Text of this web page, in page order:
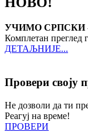
УЧИМО СРПСКИ
Комплетан преглед
ДЕТАЉНИЈЕ...
Провери своју
Не дозволи да ти
Реагуј на време!
ПРОВЕРИ